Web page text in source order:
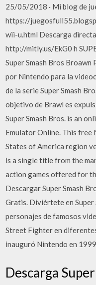
25/05/2018 · Mi blog de
https://
wii-u.html Descarga
http://mitly.us/EkG0 h
Super Smash Bros Broawn
por Nintendo para la
de la serie Super Smash
objetivo de Brawl es
Super Smash Bros. is an
Emulator Online. This free
States of America region
is a single title from the
action games offered for
Descargar Super Smash
Gratis. Diviértete en Super
personajes de famosos
Street Fighter en
inauguró Nintendo en
Descarga